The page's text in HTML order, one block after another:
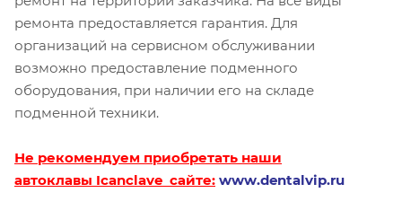
ремонта предоставляется гарантия. Для
организаций на сервисном обслуживании
возможно предоставление подменного
оборудования, при наличии его на складе
подменной техники.
Не рекомендуем приобретать наши
автоклавы Icanclave сайте: www.dentalvip.ru